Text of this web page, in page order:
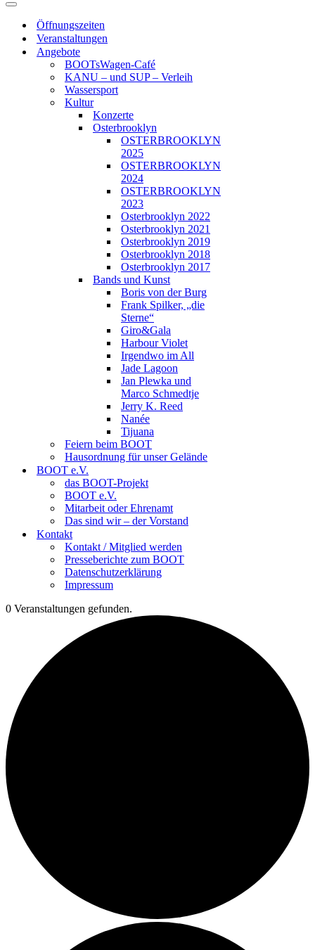
Navigationsmenü
Öffnungszeiten
Veranstaltungen
Angebote
BOOTsWagen-Café
KANU – und SUP – Verleih
Wassersport
Kultur
Konzerte
Osterbrooklyn
OSTERBROOKLYN
2025
OSTERBROOKLYN
2024
OSTERBROOKLYN
2023
Osterbrooklyn 2022
Osterbrooklyn 2021
Osterbrooklyn 2019
Osterbrooklyn 2018
Osterbrooklyn 2017
Bands und Kunst
Boris von der Burg
Frank Spilker, „die
Sterne“
Giro&Gala
Harbour Violet
Irgendwo im All
Jade Lagoon
Jan Plewka und
Marco Schmedtje
Jerry K. Reed
Nanée
Tijuana
Feiern beim BOOT
Hausordnung für unser Gelände
BOOT e.V.
das BOOT-Projekt
BOOT e.V.
Mitarbeit oder Ehrenamt
Das sind wir – der Vorstand
Kontakt
Kontakt / Mitglied werden
Presseberichte zum BOOT
Datenschutzerklärung
Impressum
0 Veranstaltungen gefunden.